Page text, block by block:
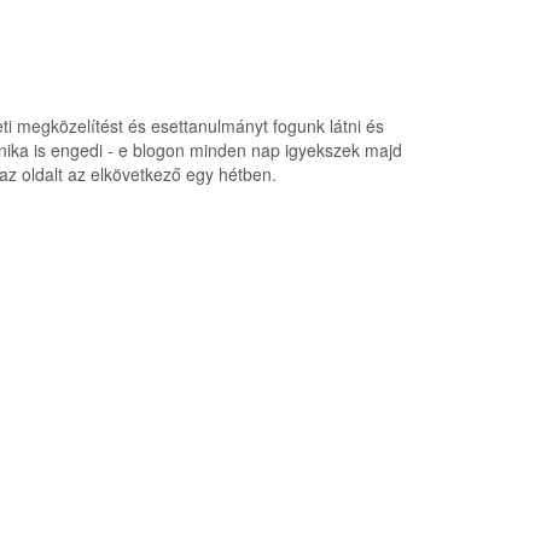
megközelítést és esettanulmányt fogunk látni és
is engedi - e blogon minden nap igyekszek majd
oldalt az elkövetkező egy hétben.